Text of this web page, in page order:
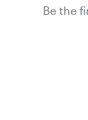
Be the